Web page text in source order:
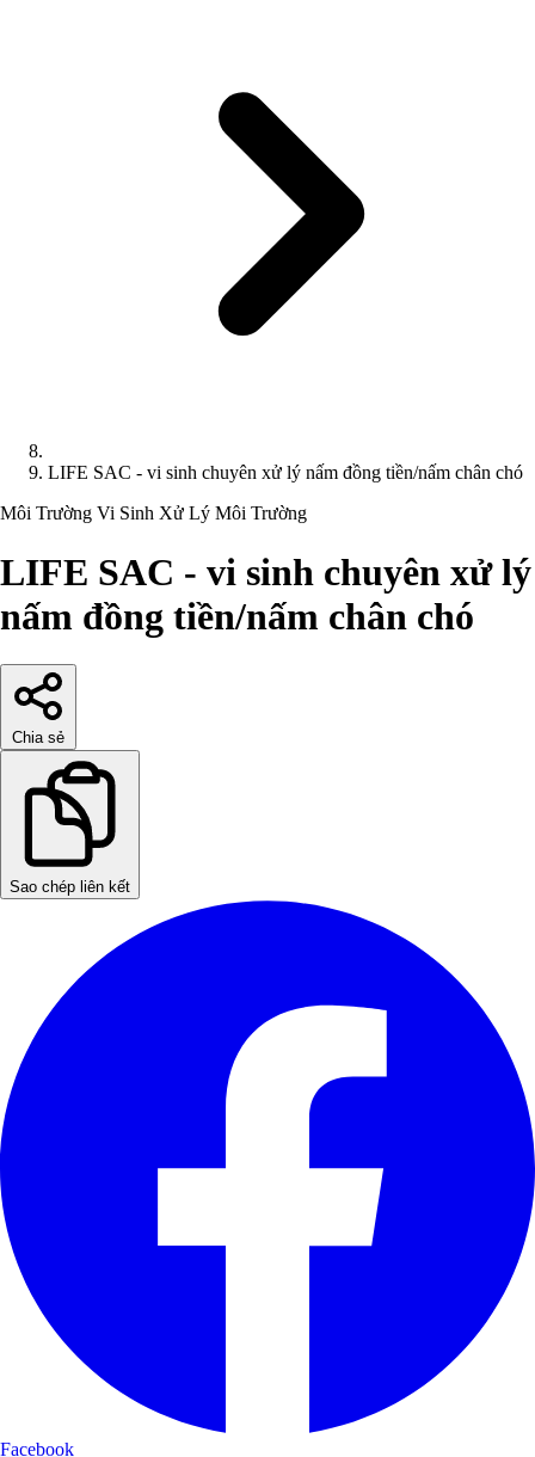
LIFE SAC - vi sinh chuyên xử lý nấm đồng tiền/nấm chân chó
Môi Trường Vi Sinh Xử Lý Môi Trường
LIFE SAC - vi sinh chuyên xử lý
nấm đồng tiền/nấm chân chó
Chia sẻ
Sao chép liên kết
Facebook